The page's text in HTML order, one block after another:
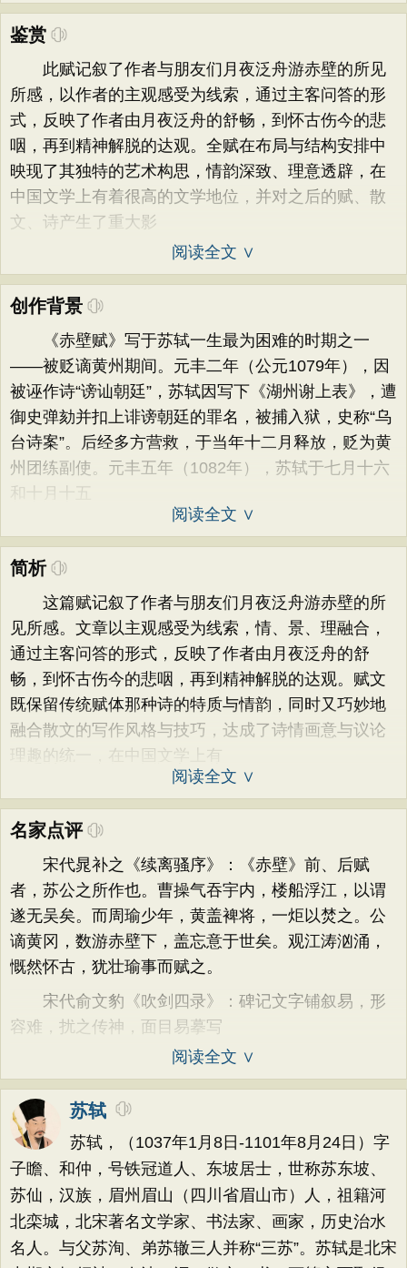
鉴赏
此赋记叙了作者与朋友们月夜泛舟游赤壁的所见
所感，以作者的主观感受为线索，通过主客问答的形
式，反映了作者由月夜泛舟的舒畅，到怀古伤今的悲
咽，再到精神解脱的达观。全赋在布局与结构安排中
映现了其独特的艺术构思，情韵深致、理意透辟，在
中国文学上有着很高的文学地位，并对之后的赋、散
文、诗产生了重大影
阅读全文 ∨
创作背景
《赤壁赋》写于苏轼一生最为困难的时期之一
——被贬谪黄州期间。元丰二年（公元1079年），因
被诬作诗“谤讪朝廷”，苏轼因写下《湖州谢上表》，遭
御史弹劾并扣上诽谤朝廷的罪名，被捕入狱，史称“乌
台诗案”。后经多方营救，于当年十二月释放，贬为黄
州团练副使。元丰五年（1082年），苏轼于七月十六
和十月十五
阅读全文 ∨
简析
这篇赋记叙了作者与朋友们月夜泛舟游赤壁的所
见所感。文章以主观感受为线索，情、景、理融合，
通过主客问答的形式，反映了作者由月夜泛舟的舒
畅，到怀古伤今的悲咽，再到精神解脱的达观。赋文
既保留传统赋体那种诗的特质与情韵，同时又巧妙地
融合散文的写作风格与技巧，达成了诗情画意与议论
理趣的统一，在中国文学上有
阅读全文 ∨
名家点评
宋代晁补之《续离骚序》：《赤壁》前、后赋
者，苏公之所作也。曹操气吞宇内，楼船浮江，以谓
遂无吴矣。而周瑜少年，黄盖裨将，一炬以焚之。公
谪黄冈，数游赤壁下，盖忘意于世矣。观江涛汹涌，
慨然怀古，犹壮瑜事而赋之。
宋代俞文豹《吹剑四录》：碑记文字铺叙易，形
容难，扰之传神，面目易摹写
阅读全文 ∨
苏轼
苏轼，（1037年1月8日-1101年8月24日）字
子瞻、和仲，号铁冠道人、东坡居士，世称苏东坡、
苏仙，汉族，眉州眉山（四川省眉山市）人，祖籍河
北栾城，北宋著名文学家、书法家、画家，历史治水
名人。与父苏洵、弟苏辙三人并称“三苏”。苏轼是北宋